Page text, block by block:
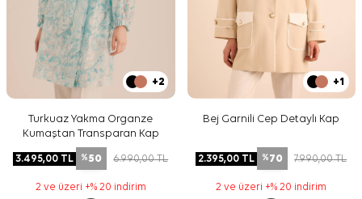
+2
Turkuaz Yakma Organze
Kumaştan Transparan Kap
3.495,00 TL %50 6.990,00TL
2 ve üzeri +% 20 indirim
+1
Bej Garnili Cep Detaylı Kap
2.395,00 TL %70 7.990,00TL
2 ve üzeri +% 20 indirim